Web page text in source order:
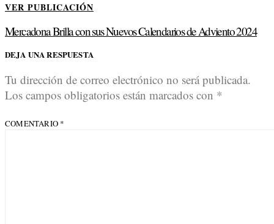
VER PUBLICACIÓN
Mercadona Brilla con sus Nuevos Calendarios de Adviento 2024
DEJA UNA RESPUESTA
Tu dirección de correo electrónico no será publicada.
Los campos obligatorios están marcados con *
COMENTARIO *